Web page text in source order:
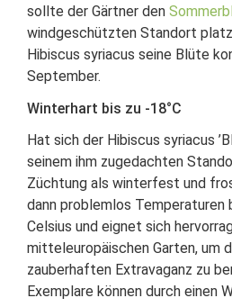
sollte der Gärtner den
windgeschützten Standort
Hibiscus syriacus seine Blüte
September.
Winterhart bis zu -18°C
Hat sich der Hibiscus syriacus
seinem ihm zugedachten
Züchtung als winterfest und
dann problemlos Temperaturen
Celsius und eignet sich
mitteleuropäischen Garten, um
zauberhaften Extravaganz zu
Exemplare können durch einen